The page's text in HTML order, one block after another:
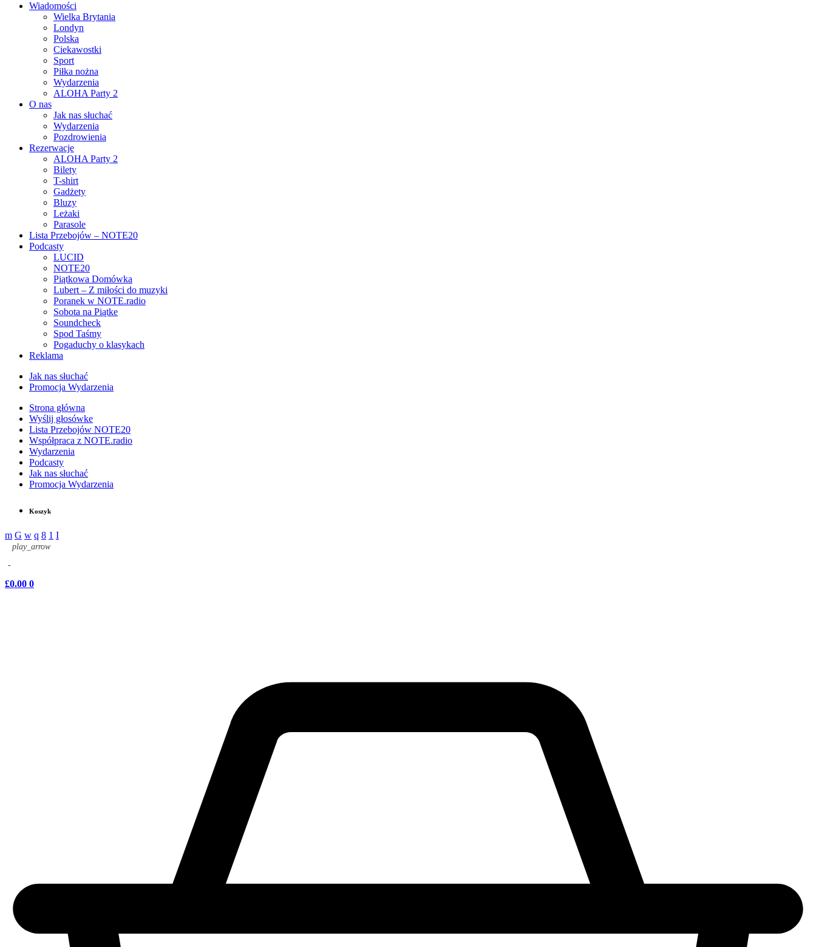
Wiadomości
Wielka Brytania
Londyn
Polska
Ciekawostki
Sport
Piłka nożna
Wydarzenia
ALOHA Party 2
O nas
Jak nas słuchać
Wydarzenia
Pozdrowienia
Rezerwacje
ALOHA Party 2
Bilety
T-shirt
Gadżety
Bluzy
Leżaki
Parasole
Lista Przebojów – NOTE20
Podcasty
LUCID
NOTE20
Piątkowa Domówka
Lubert – Z miłości do muzyki
Poranek w NOTE.radio
Sobota na Piątke
Soundcheck
Spod Taśmy
Pogaduchy o klasykach
Reklama
Jak nas słuchać
Promocja Wydarzenia
Strona główna
Wyślij głosówke
Lista Przebojów NOTE20
Współpraca z NOTE.radio
Wydarzenia
Podcasty
Jak nas słuchać
Promocja Wydarzenia
Koszyk
play_arrow
-
£0.00 0